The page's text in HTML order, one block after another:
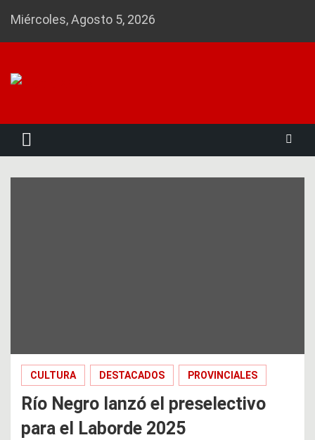
Miércoles, Agosto 5, 2026
CULTURA DESTACADOS PROVINCIALES
Río Negro lanzó el preselectivo
para el Laborde 2025